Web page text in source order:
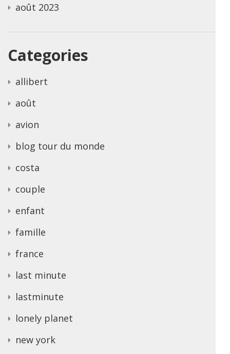
août 2023
Categories
allibert
août
avion
blog tour du monde
costa
couple
enfant
famille
france
last minute
lastminute
lonely planet
new york